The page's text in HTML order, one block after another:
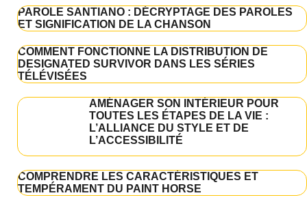
PAROLE SANTIANO : DÉCRYPTAGE DES PAROLES
ET SIGNIFICATION DE LA CHANSON
COMMENT FONCTIONNE LA DISTRIBUTION DE
DESIGNATED SURVIVOR DANS LES SÉRIES
TÉLÉVISÉES
AMÉNAGER SON INTÉRIEUR POUR
TOUTES LES ÉTAPES DE LA VIE :
L’ALLIANCE DU STYLE ET DE
L’ACCESSIBILITÉ
COMPRENDRE LES CARACTÉRISTIQUES ET
TEMPÉRAMENT DU PAINT HORSE